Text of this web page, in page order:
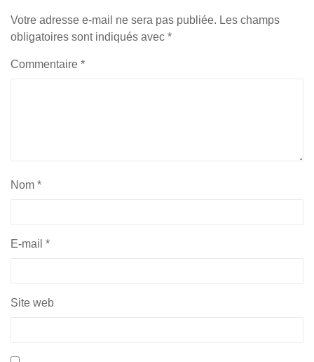
Votre adresse e-mail ne sera pas publiée. Les champs
obligatoires sont indiqués avec *
Commentaire *
Nom *
E-mail *
Site web